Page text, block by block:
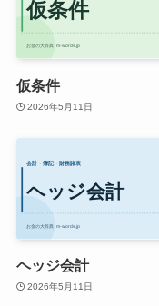
仮条件
2026年5月11日
ヘッジ会計
2026年5月11日